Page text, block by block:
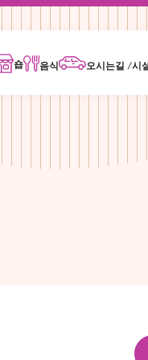
숍 음식 오시는길 /시